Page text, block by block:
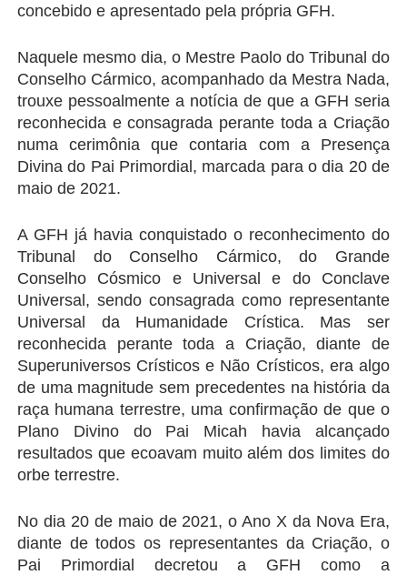
concebido e apresentado pela própria GFH.
Naquele mesmo dia, o Mestre Paolo do Tribunal do
Conselho Cármico, acompanhado da Mestra Nada,
trouxe pessoalmente a notícia de que a GFH seria
reconhecida e consagrada perante toda a Criação
numa cerimônia que contaria com a Presença
Divina do Pai Primordial, marcada para o dia 20 de
maio de 2021.
A GFH já havia conquistado o reconhecimento do
Tribunal do Conselho Cármico, do Grande
Conselho Cósmico e Universal e do Conclave
Universal, sendo consagrada como representante
Universal da Humanidade Crística. Mas ser
reconhecida perante toda a Criação, diante de
Superuniversos Crísticos e Não Crísticos, era algo
de uma magnitude sem precedentes na história da
raça humana terrestre, uma confirmação de que o
Plano Divino do Pai Micah havia alcançado
resultados que ecoavam muito além dos limites do
orbe terrestre.
No dia 20 de maio de 2021, o Ano X da Nova Era,
diante de todos os representantes da Criação, o
Pai Primordial decretou a GFH como a